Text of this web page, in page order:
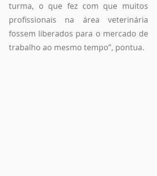
turma, o que fez com que muitos
profissionais na área veterinária
fossem liberados para o mercado de
trabalho ao mesmo tempo”, pontua.